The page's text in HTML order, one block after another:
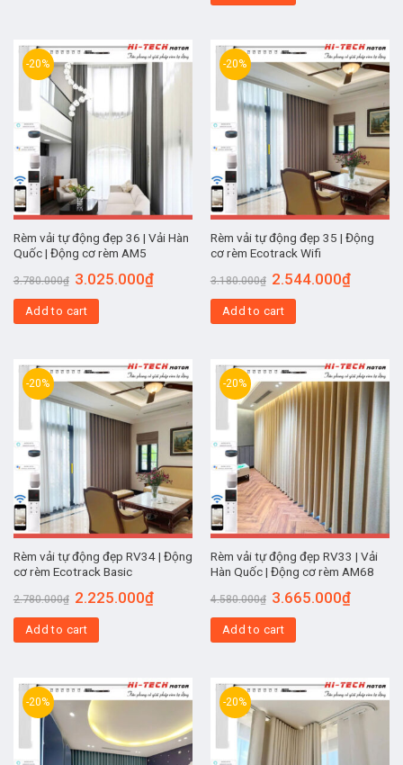
-20%
Rèm vải tự động đẹp 36 | Vải Hàn
Quốc | Động cơ rèm AM5
3.780.000₫ 3.025.000₫
Add to cart
-20%
Rèm vải tự động đẹp 35 | Động
cơ rèm Ecotrack Wifi
3.180.000₫ 2.544.000₫
Add to cart
-20%
Rèm vải tự động đẹp RV34 | Động
cơ rèm Ecotrack Basic
2.780.000₫ 2.225.000₫
Add to cart
-20%
Rèm vải tự động đẹp RV33 | Vải
Hàn Quốc | Động cơ rèm AM68
4.580.000₫ 3.665.000₫
Add to cart
-20% -20%